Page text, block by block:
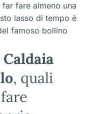
fare almeno una
lasso di tempo è
famoso bollino
, quali